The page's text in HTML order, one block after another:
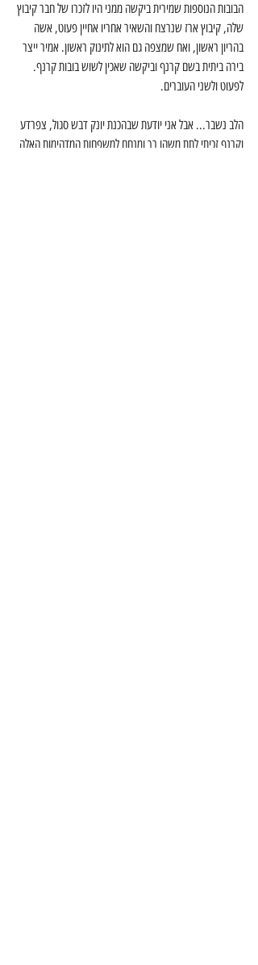
הבובות הנוספות שמירית ביקשה ממני היו לזכרו של חבר קיבוץ
שלה, קיבוץ ארז שנרצח והשאיר אחריו אחיין פעוט, אשה
בהריון ראשון, ואח שמצפה גם הוא לתינוק ראשון. אמיר ייצר
בירה ביתית בשם קרנף וביקשה שאכין לשוש בובות קרנף.
לפעוט ולשני העוברים.
הלב נשבר... אבל אני יודעת שבהכנת יונק דבש סגול, צפרדע
וקרנף זכיתי לתת משהו רך ומנחם למשפחות המדהימות האלה